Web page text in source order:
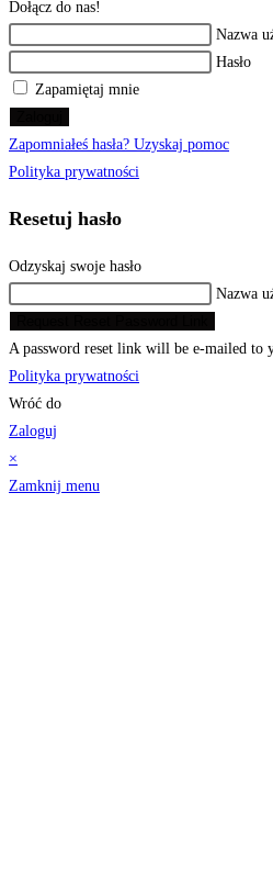
Dołącz do nas!
Nazwa
Hasło
Zapamiętaj mnie
Zapomniałeś hasła? Uzyskaj pomoc
Polityka prywatności
Resetuj hasło
Odzyskaj swoje hasło
Nazwa
A password reset link will be e-mailed to
Polityka prywatności
Wróć do
Zaloguj
×
Zamknij menu